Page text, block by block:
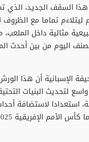
السقف الجديد، الذي
تماما مع الظروف
مثالية داخل
اليوم من بين أحدث
الإسبانية أن هذا
لتحديث البنيات
استعدادا لاستضافة